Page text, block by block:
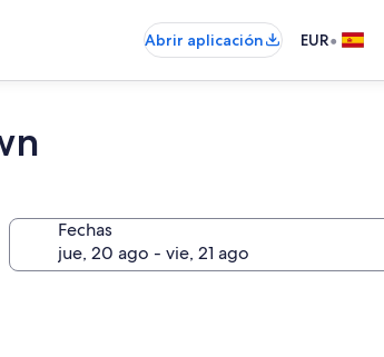
Abrir aplicación EUR•
Fechas